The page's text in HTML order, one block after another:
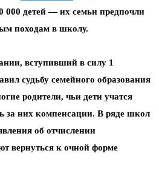
000 детей — их семьи предпочли
походам в школу.
вступивший в силу 1
судьбу семейного образования
родители, чьи дети учатся
за них компенсации. В ряде школ
об отчислении
вернуться к очной форме